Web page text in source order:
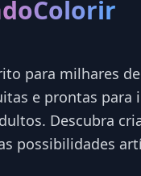
para milhares
e prontas para
Descubra
possibilidades